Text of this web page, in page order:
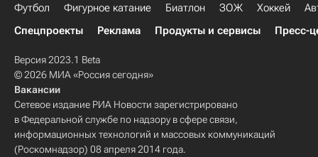
Футбол Фигурное катание Биатлон ЗОЖ Хоккей
Спецпроекты
Реклама Продукты и сервисы Пресс-
Версия 2023.1 Beta
© 2026 МИА «Россия сегодня»
Вакансии
Сетевое издание РИА Новости зарегистрировано
в Федеральной службе по надзору в сфере связи,
информационных технологий и массовых коммуникаций
(Роскомнадзор) 08 апреля 2014 года.